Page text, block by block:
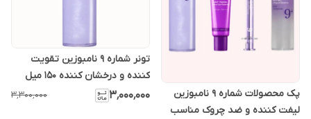
پک محصولات شماره 9 نامبوزین
لیفت کننده و ضد چروک مناسب
تونر شماره ۹ نامبوزین تقویت
کننده و درخشان کننده ۱۵۰ میل
۳٬۰۰۰٬۰۰۰ ۳٬۳۰۰٬۰۰۰